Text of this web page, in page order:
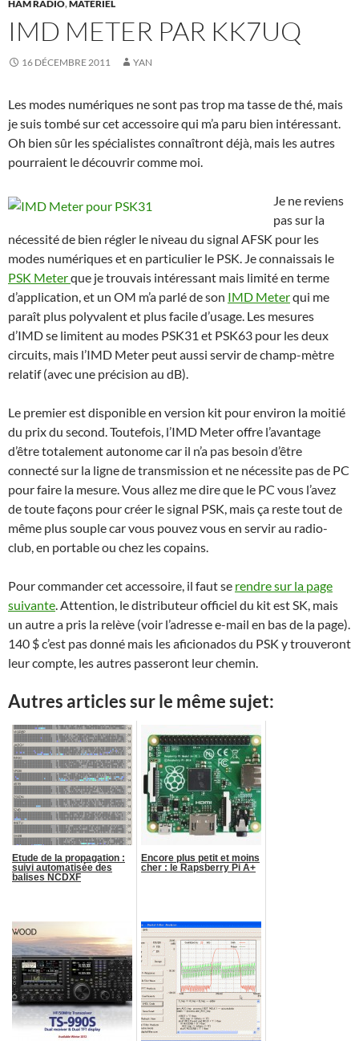
HAM RADIO,MATÉRIEL
IMD METER PAR KK7UQ
16 DÉCEMBRE 2011 YAN
Les modes numériques ne sont pas trop ma tasse de thé, mais
je suis tombé sur cet accessoire qui m’a paru bien intéressant.
Oh bien sûr les spécialistes connaîtront déjà, mais les autres
pourraient le découvrir comme moi.
Je ne reviens
pas sur la
nécessité de bien régler le niveau du signal AFSK pour les
modes numériques et en particulier le PSK. Je connaissais le
PSK Meterque je trouvais intéressant mais limité en terme
d’application, et un OM m’a parlé de son IMD Meterqui me
paraît plus polyvalent et plus facile d’usage. Les mesures
d’IMD se limitent au modes PSK31 et PSK63 pour les deux
circuits, mais l’IMD Meter peut aussi servir de champ-mètre
relatif (avec une précision au dB).
Le premier est disponible en version kit pour environ la moitié
du prix du second. Toutefois, l’IMD Meter offre l’avantage
d’être totalement autonome car il n’a pas besoin d’être
connecté sur la ligne de transmission et ne nécessite pas de PC
pour faire la mesure. Vous allez me dire que le PC vous l’avez
de toute façons pour créer le signal PSK, mais ça reste tout de
même plus souple car vous pouvez vous en servir au radio-
club, en portable ou chez les copains.
Pour commander cet accessoire, il faut se rendre sur la page
suivante. Attention, le distributeur officiel du kit est SK, mais
un autre a pris la relève (voir l’adresse e-mail en bas de la page).
140 $ c’est pas donné mais les aficionados du PSK y trouveront
leur compte, les autres passeront leur chemin.
Autres articles sur le même sujet:
Etude de la propagation :
suivi automatisée des
balises NCDXF
Encore plus petit et moins
cher : le Rapsberry Pi A+